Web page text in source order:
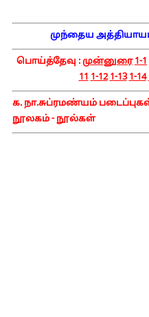
முந்தைய
பொய்த்தேவு :முன்னுரை 1-1
11 1-12 1-13 1-14
க. நா.சுப்ரமண்யம்
நூலகம் - நூல்கள்